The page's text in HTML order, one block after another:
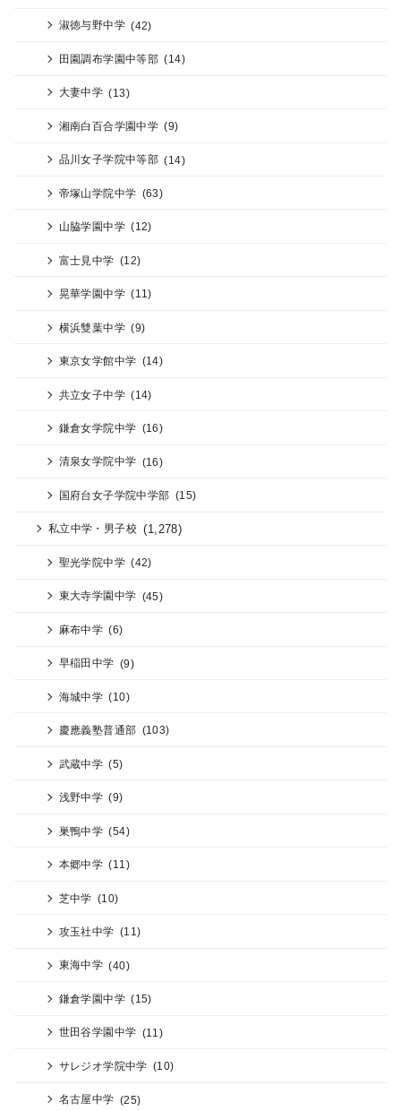
淑徳与野中学 (42)
田園調布学園中等部 (14)
大妻中学 (13)
湘南白百合学園中学 (9)
品川女子学院中等部 (14)
帝塚山学院中学 (63)
山脇学園中学 (12)
富士見中学 (12)
晃華学園中学 (11)
横浜雙葉中学 (9)
東京女学館中学 (14)
共立女子中学 (14)
鎌倉女学院中学 (16)
清泉女学院中学 (16)
国府台女子学院中学部 (15)
私立中学・男子校 (1,278)
聖光学院中学 (42)
東大寺学園中学 (45)
麻布中学 (6)
早稲田中学 (9)
海城中学 (10)
慶應義塾普通部 (103)
武蔵中学 (5)
浅野中学 (9)
巣鴨中学 (54)
本郷中学 (11)
芝中学 (10)
攻玉社中学 (11)
東海中学 (40)
鎌倉学園中学 (15)
世田谷学園中学 (11)
サレジオ学院中学 (10)
名古屋中学 (25)